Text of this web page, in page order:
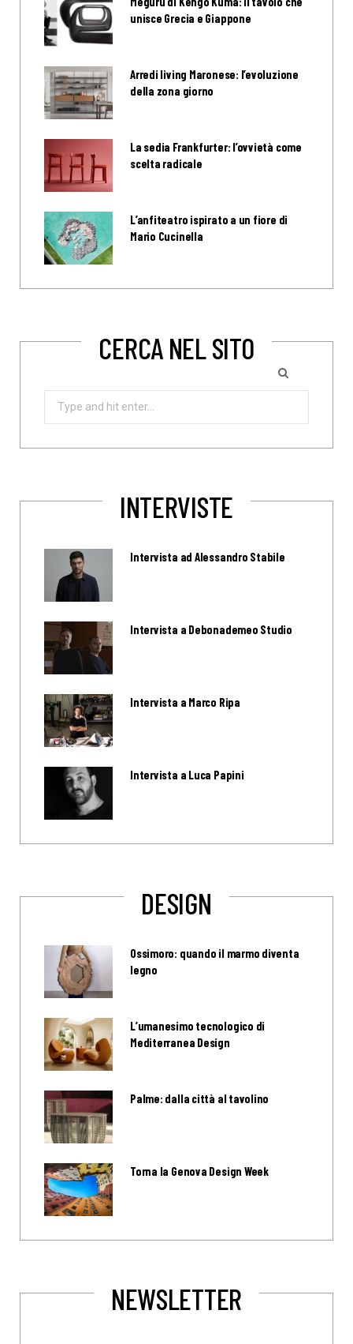
unisce Grecia e Giappone
Arredi living Maronese: l’evoluzione
della zona giorno
La sedia Frankfurter: l’ovvietà come
scelta radicale
L’anfiteatro ispirato a un fiore di
Mario Cucinella
CERCA NEL SITO
Search
INTERVISTE
Intervista ad Alessandro Stabile
Intervista a Debonademeo Studio
Intervista a Marco Ripa
Intervista a Luca Papini
DESIGN
Ossimoro: quando il marmo diventa
legno
L’umanesimo tecnologico di
Mediterranea Design
Palme: dalla città al tavolino
Torna la Genova Design Week
NEWSLETTER